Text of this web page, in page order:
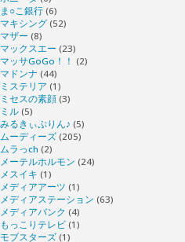
ま○こ銀行 (6)
マキシング (52)
マザー (8)
マックスエー (23)
マッサGoGo！！ (2)
マドンナ (44)
ミステリア (1)
ミセスの素顔 (3)
ミル (5)
みるきぃぷりん♪ (5)
ムーディーズ (205)
ムラっch (2)
メーテルホルモン (24)
メスイキ (1)
メディアアーツ (1)
メディアステーション (63)
メディアバンク (4)
もっこりテレビ (1)
モブスターズ (1)